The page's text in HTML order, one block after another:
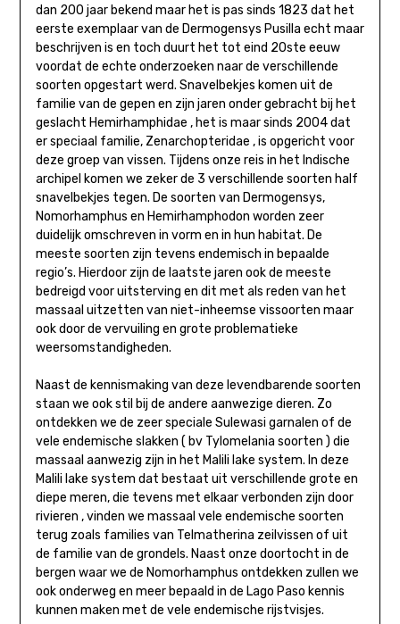
dan 200 jaar bekend maar het is pas sinds 1823 dat het
eerste exemplaar van de Dermogensys Pusilla echt maar
beschrijven is en toch duurt het tot eind 20ste eeuw
voordat de echte onderzoeken naar de verschillende
soorten opgestart werd. Snavelbekjes komen uit de
familie van de gepen en zijn jaren onder gebracht bij het
geslacht Hemirhamphidae , het is maar sinds 2004 dat
er speciaal familie, Zenarchopteridae , is opgericht voor
deze groep van vissen. Tijdens onze reis in het Indische
archipel komen we zeker de 3 verschillende soorten half
snavelbekjes tegen. De soorten van Dermogensys,
Nomorhamphus en Hemirhamphodon worden zeer
duidelijk omschreven in vorm en in hun habitat. De
meeste soorten zijn tevens endemisch in bepaalde
regio’s. Hierdoor zijn de laatste jaren ook de meeste
bedreigd voor uitsterving en dit met als reden van het
massaal uitzetten van niet-inheemse vissoorten maar
ook door de vervuiling en grote problematieke
weersomstandigheden.
Naast de kennismaking van deze levendbarende soorten
staan we ook stil bij de andere aanwezige dieren. Zo
ontdekken we de zeer speciale Sulewasi garnalen of de
vele endemische slakken ( bv Tylomelania soorten ) die
massaal aanwezig zijn in het Malili lake system. In deze
Malili lake system dat bestaat uit verschillende grote en
diepe meren, die tevens met elkaar verbonden zijn door
rivieren , vinden we massaal vele endemische soorten
terug zoals families van Telmatherina zeilvissen of uit
de familie van de grondels. Naast onze doortocht in de
bergen waar we de Nomorhamphus ontdekken zullen we
ook onderweg en meer bepaald in de Lago Paso kennis
kunnen maken met de vele endemische rijstvisjes.